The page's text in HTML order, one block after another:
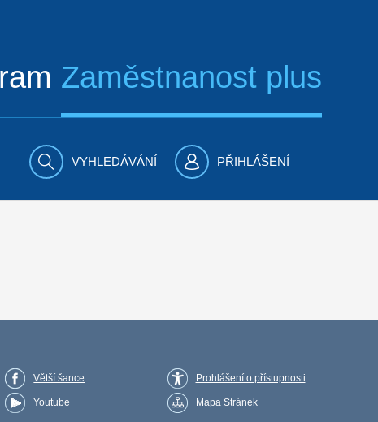
Zaměstnanost plus
VYHLEDÁVÁNÍ PŘIHLÁŠENÍ
Větší šance
Youtube
Prohlášení o přístupnosti
Mapa Stránek